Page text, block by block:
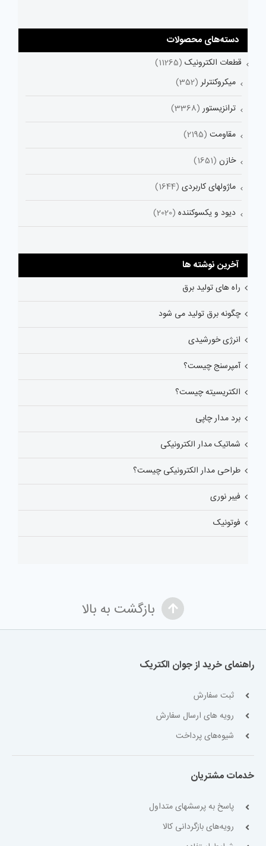
دسته‌های محصولات
قطعات الکترونیک (11265)
میکروکنترلر (352)
ترانزیستور (3368)
مقاومت (2195)
خازن (1651)
ماژولهای کاربردی (1644)
دیود و یکسوکننده (2020)
آخرین نوشته ها
راه های تولید برق
چگونه برق تولید می شود
انرژی خورشیدی
آمپرسنج چیست؟
الکتریسیته چیست؟
برد مدار چاپی
شماتیک مدار الکترونیکی
طراحی مدار الکترونیکی چیست؟
فیبر نوری
فوتونیک
بازگشت به بالا
راهنمای خرید از جوان الکتریک
ثبت سفارش
رویه های ارسال سفارش
شیوه‌های پرداخت
خدمات مشتریان
پاسخ به پرسشهای متداول
رویه‌های بازگردانی کالا